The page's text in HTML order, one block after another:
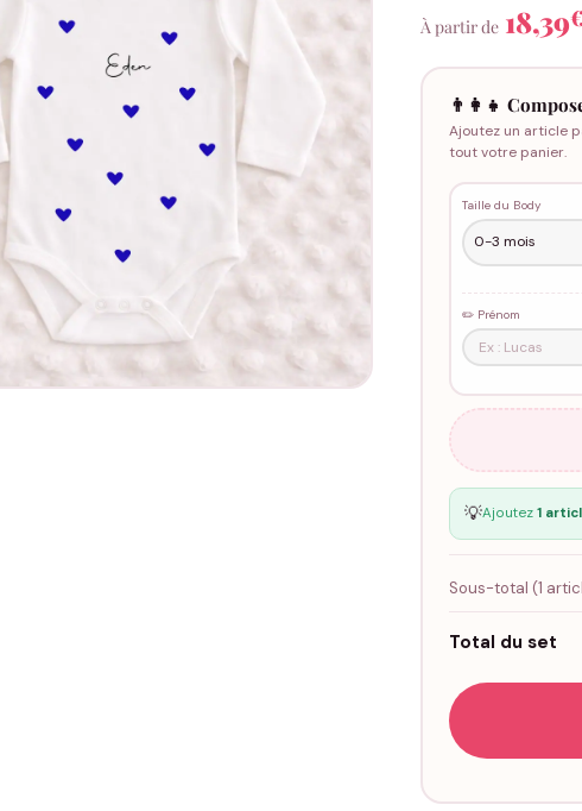
À partir de 18,39
👨‍👩‍👧
Ajoutez un article
tout votre panier.
Taille du Body
✏️ Prénom
💡Ajoutez 1
Sous-total (1
Total du set